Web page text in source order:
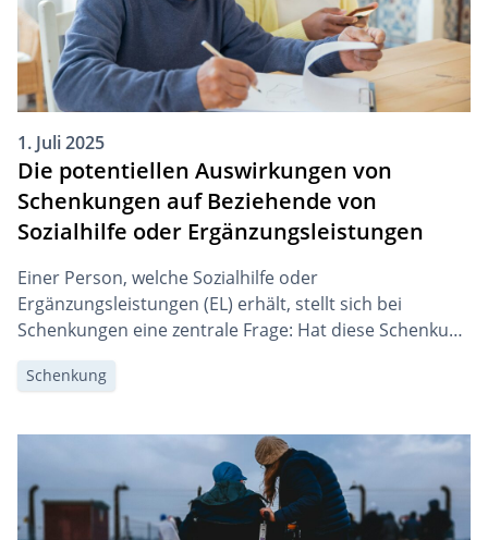
1. Juli 2025
Die potentiellen Auswirkungen von
Schenkungen auf Beziehende von
Sozialhilfe oder Ergänzungsleistungen
Einer Person, welche Sozialhilfe oder
Ergänzungsleistungen (EL) erhält, stellt sich bei
Schenkungen eine zentrale Frage: Hat diese Schenkung
Auswirkungen auf den Anspruch auf die Sozialhilfe bzw.
EL? Und falls ja, wie sehen diese Auswirkungen konkret
Schenkung